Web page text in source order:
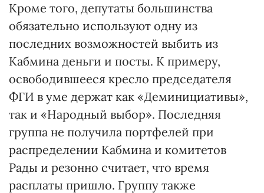
Кроме того, депутаты большинства
обязательно используют одну из
последних возможностей выбить из
Кабмина деньги и посты. К примеру,
освободившееся кресло председателя
ФГИ в уме держат как «Деминициативы»,
так и «Народный выбор». Последняя
группа не получила портфелей при
распределении Кабмина и комитетов
Рады и резонно считает, что время
расплаты пришло. Группу также